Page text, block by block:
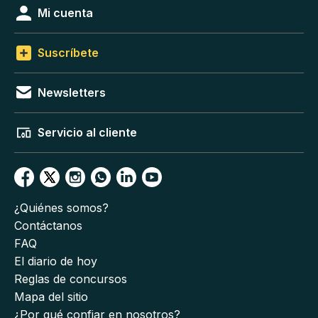
Mi cuenta
Suscríbete
Newsletters
Servicio al cliente
¿Quiénes somos?
Contáctanos
FAQ
El diario de hoy
Reglas de concursos
Mapa del sitio
¿Por qué confiar en nosotros?